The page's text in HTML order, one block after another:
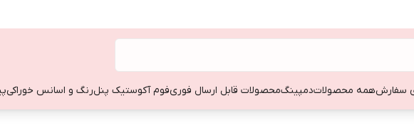
سفارشهمه محصولاتدمپینگمحصولات قابل ارسال فوریفوم آکوستیک پنلرنگ و اسانس خوراکی